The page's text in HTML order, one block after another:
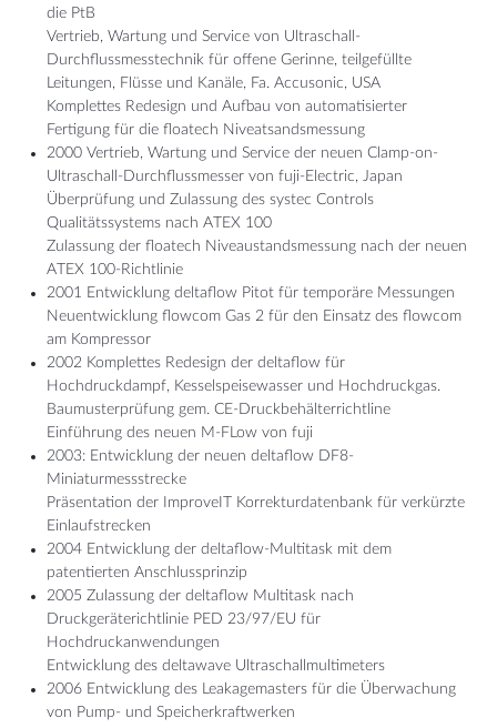
die PtB
Vertrieb, Wartung und Service von Ultraschall-
Durchflussmesstechnik für offene Gerinne, teilgefüllte
Leitungen, Flüsse und Kanäle, Fa. Accusonic, USA
Komplettes Redesign und Aufbau von automatisierter
Fertigung für die floatech Niveatsandsmessung
2000 Vertrieb, Wartung und Service der neuen Clamp-on-
Ultraschall-Durchflussmesser von fuji-Electric, Japan
Überprüfung und Zulassung des systec Controls
Qualitätssystems nach ATEX 100
Zulassung der floatech Niveaustandsmessung nach der neuen
ATEX 100-Richtlinie
2001 Entwicklung deltaflow Pitot für temporäre Messungen
Neuentwicklung flowcom Gas 2 für den Einsatz des flowcom
am Kompressor
2002 Komplettes Redesign der deltaflow für
Hochdruckdampf, Kesselspeisewasser und Hochdruckgas.
Baumusterprüfung gem. CE-Druckbehälterrichtline
Einführung des neuen M-FLow von fuji
2003: Entwicklung der neuen deltaflow DF8-
Miniaturmessstrecke
Präsentation der ImproveIT Korrekturdatenbank für verkürzte
Einlaufstrecken
2004 Entwicklung der deltaflow-Multitask mit dem
patentierten Anschlussprinzip
2005 Zulassung der deltaflow Multitask nach
Druckgeräterichtlinie PED 23/97/EU für
Hochdruckanwendungen
Entwicklung des deltawave Ultraschallmultimeters
2006 Entwicklung des Leakagemasters für die Überwachung
von Pump- und Speicherkraftwerken